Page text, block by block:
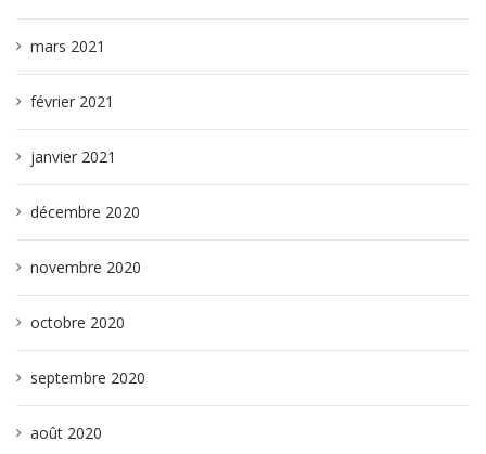
mars 2021
février 2021
janvier 2021
décembre 2020
novembre 2020
octobre 2020
septembre 2020
août 2020